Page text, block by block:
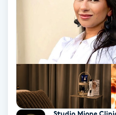
LPG-massage
Luggklippning